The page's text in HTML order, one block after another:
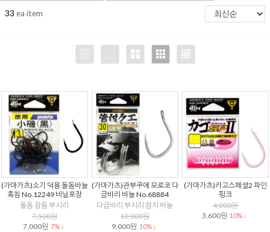
33 ea item
(가마가츠)소기 덕용 돌돔바늘
흑침 No.12249 비닐포장
돌돔 참돔 부시리
7,500원
7,000원 7% ↓
(가마가츠)관부쿠에 모로코 다
금바리 바늘 No.68884
다금바리 부시리 참치 바늘
10,000원
9,000원 10% ↓
(가마가츠)카고스페셜2 파인
핑크
4,000원
3,600원 10% ↓